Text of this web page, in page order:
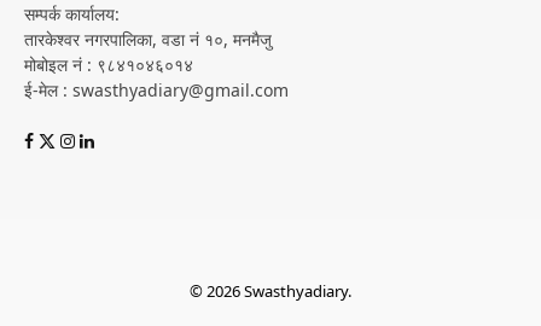
सम्पर्क कार्यालय:
तारकेश्वर नगरपालिका, वडा नं १०, मनमैजु
मोबोइल नं : ९८४१०४६०१४
ई-मेल : swasthyadiary@gmail.com
© 2026 Swasthyadiary.